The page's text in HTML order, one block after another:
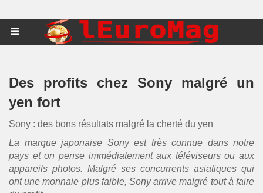
Des profits chez Sony malgré un
yen fort
Sony : des bons résultats malgré la cherté du yen
La marque japonaise Sony est très connue dans notre
pays et on pense immédiatement aux téléviseurs ou aux
appareils photos. Malgré ses concurrents asiatiques qui
ont une monnaie plus faible, Sony arrive malgré tout à faire